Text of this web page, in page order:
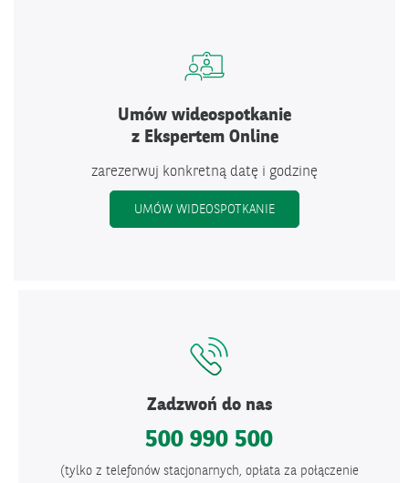
Umów wideospotkanie
z Ekspertem Online
zarezerwuj konkretną datę i godzinę
UMÓW WIDEOSPOTKANIE
Zadzwoń do nas
500 990 500
(tylko z telefonów stacjonarnych, opłata za połączenie